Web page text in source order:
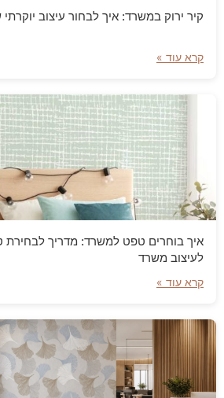
קיר ירוק במשרד: איך לבחור עיצוב
קרא עוד »
איך בוחרים טפט למשרד: מדריך לבחירת
לעיצוב משרד
קרא עוד »